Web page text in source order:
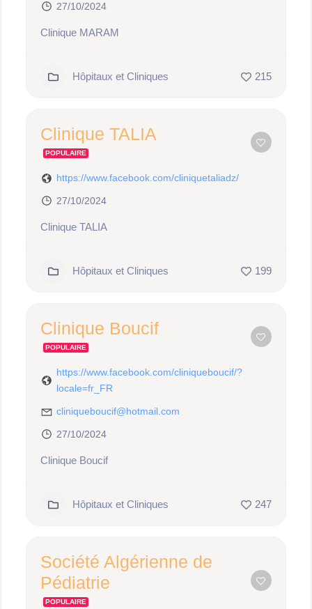
27/10/2024
Clinique MARAM
Hôpitaux et Cliniques 215
Clinique TALIA
POPULAIRE
https://www.facebook.com/cliniquetaliadz/
27/10/2024
Clinique TALIA
Hôpitaux et Cliniques 199
Clinique Boucif
POPULAIRE
https://www.facebook.com/cliniqueboucif/?
locale=fr_FR
cliniqueboucif@hotmail.com
27/10/2024
Clinique Boucif
Hôpitaux et Cliniques 247
Société Algérienne de
Pédiatrie
POPULAIRE